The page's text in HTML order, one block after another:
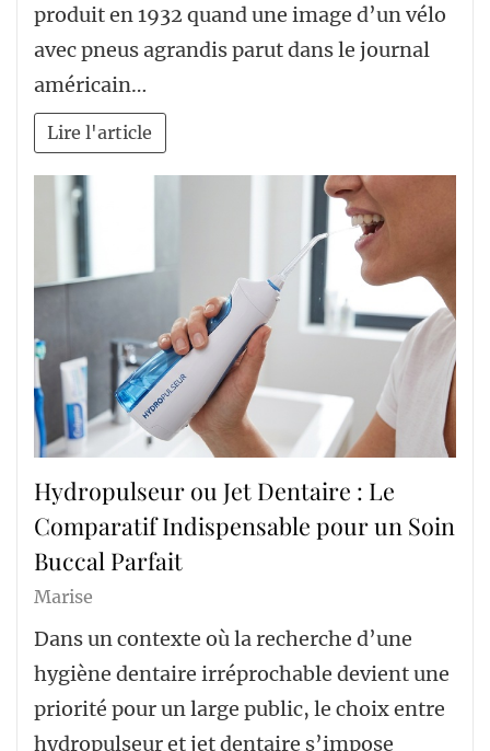
produit en 1932 quand une image d’un vélo
avec pneus agrandis parut dans le journal
américain…
Lire l'article
Hydropulseur ou Jet Dentaire : Le
Comparatif Indispensable pour un Soin
Buccal Parfait
Marise
Dans un contexte où la recherche d’une
hygiène dentaire irréprochable devient une
priorité pour un large public, le choix entre
hydropulseur et jet dentaire s’impose